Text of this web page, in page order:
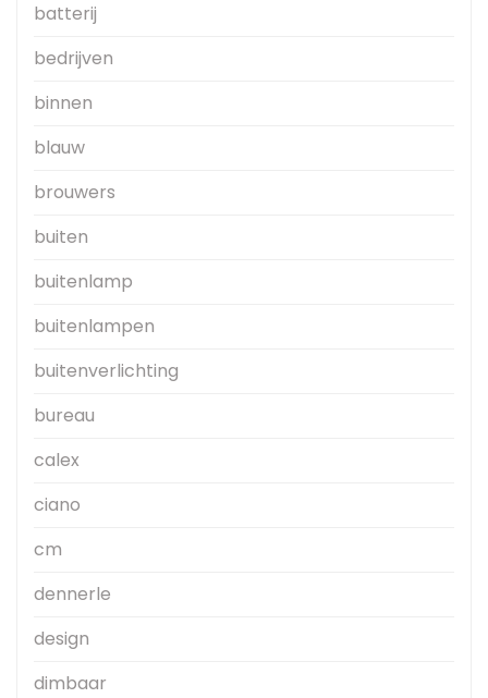
batterij
bedrijven
binnen
blauw
brouwers
buiten
buitenlamp
buitenlampen
buitenverlichting
bureau
calex
ciano
cm
dennerle
design
dimbaar